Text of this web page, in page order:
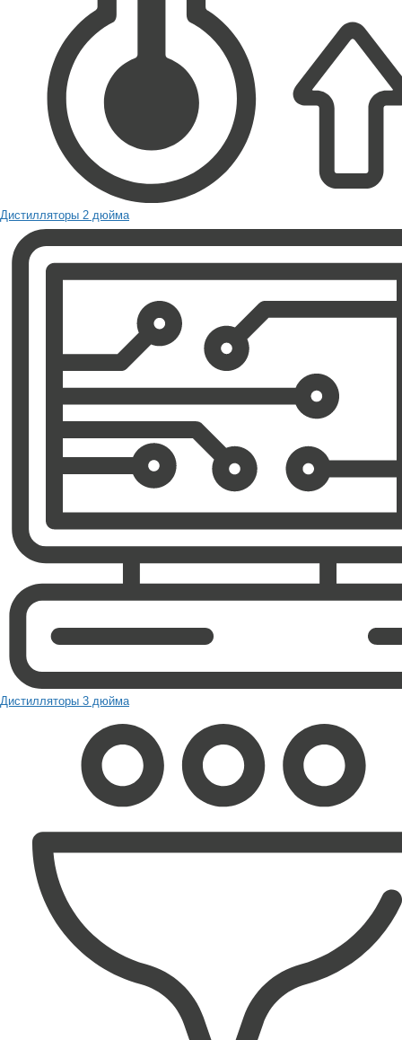
Дистилляторы 2 дюйма
Дистилляторы 3 дюйма